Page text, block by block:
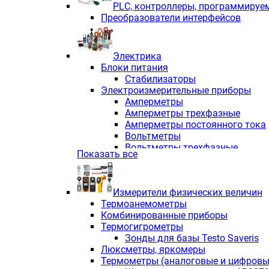
PLС, контроллеры,
Преобразователи интерфейсов
Электрика
Блоки питания
Стабилизаторы
Электроизмерительные приборы
Амперметры
Амперметры трехфазные
Амперметры постоянного тока
Вольтметры
Вольтметры трехфазные
Вольтметры постоянного тока
Индикаторы аналоговых
Измерители COS F
Комбинированные приборы
Комбинированные приборы
Комбинированные приборы
Анализаторы качества
Анализаторы мощности
Показать все
Измерители физических величин
Термоанемометры
Комбинированные приборы
Термогигрометры
Зонды для базы Testo Saveris
Люксметры, яркомеры
Термометры (аналоговые и